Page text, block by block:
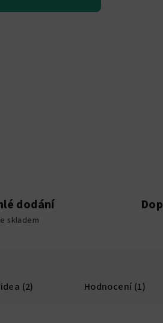
dodání
skladem
(2) Hodnocení (1)